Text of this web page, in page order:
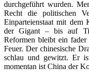
durchgeführt wurden.
Recht die politischen
Einparteienstaat mit dem
der Gigant – bis auf
Reformen bleibt ein
Feuer. Der chinesische
schlau und gewitzt. Er
momentan ist China der